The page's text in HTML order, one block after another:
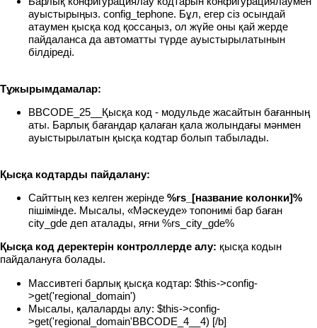
ауыстырыңыз. config_tephone. Бұл, егер сіз осындай
атаумен қысқа код қоссаңыз, ол жүйе оны қай жерде
пайдаланса да автоматты түрде ауыстырылатынын
білдіреді.
Тұжырымдамалар:
BBCODE_25__Қысқа код - модульде жасайтын бағанның
аты. Барлық бағандар қалаған қала жолындағы мәнмен
ауыстырылатын қысқа кодтар болып табылады.
Қысқа кодтарды пайдалану:
Сайттың кез келген жерінде %rs_[название колонки]%
пішімінде. Мысалы, «Мәскеуде» топонимі бар баған
city_gde деп аталады, яғни %rs_city_gde%
Қысқа код деректерін контроллерде алу: қысқа кодын
пайдалануға болады.
Массивтегі барлық қысқа кодтар: $this->config-
>get('regional_domain')
Мысалы, қалаларды алу: $this->config-
>get('regional_domain'BBCODE_4__4) [/b]